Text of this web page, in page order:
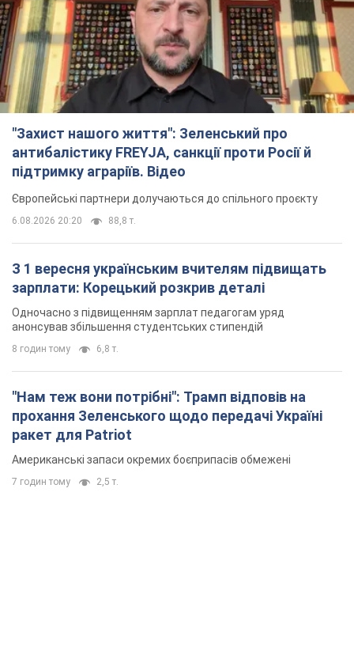
"Захист нашого життя": Зеленський про
антибалістику FREYJA, санкції проти Росії й
підтримку аграріїв. Відео
Європейські партнери долучаються до спільного проєкту
6.08.2026 20:20 88,8 т.
З 1 вересня українським вчителям підвищать
зарплати: Корецький розкрив деталі
Одночасно з підвищенням зарплат педагогам уряд
анонсував збільшення студентських стипендій
8 годин тому 6,8 т.
"Нам теж вони потрібні": Трамп відповів на
прохання Зеленського щодо передачі Україні
ракет для Patriot
Американські запаси окремих боєприпасів обмежені
7 годин тому 2,5 т.